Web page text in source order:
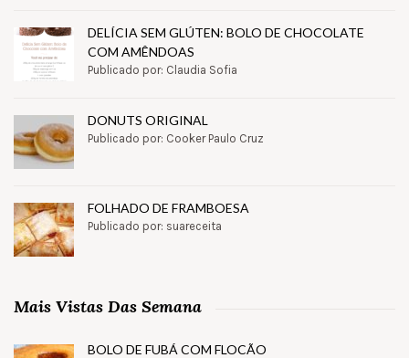
DELÍCIA SEM GLÚTEN: BOLO DE CHOCOLATE
COM AMÊNDOAS
Publicado por: Claudia Sofia
DONUTS ORIGINAL
Publicado por: Cooker Paulo Cruz
FOLHADO DE FRAMBOESA
Publicado por: suareceita
Mais Vistas Das Semana
BOLO DE FUBÁ COM FLOCÃO